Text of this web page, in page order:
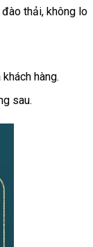
thải, không lo
hàng.
sau.